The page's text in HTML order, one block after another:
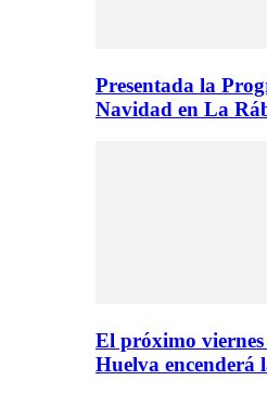
Presentada la
Navidad en La
El próximo
Huelva encenderá